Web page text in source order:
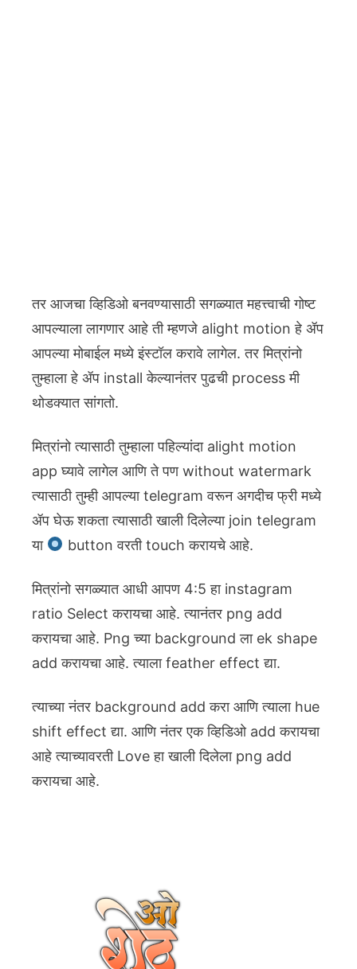
तर आजचा व्हिडिओ बनवण्यासाठी सगळ्यात महत्त्वाची गोष्ट
आपल्याला लागणार आहे ती म्हणजे alight motion हे ॲप
आपल्या मोबाईल मध्ये इंस्टॉल करावे लागेल. तर मित्रांनो
तुम्हाला हे ॲप install केल्यानंतर पुढची process मी
थोडक्यात सांगतो.
मित्रांनो त्यासाठी तुम्हाला पहिल्यांदा alight motion
app घ्यावे लागेल आणि ते पण without watermark
त्यासाठी तुम्ही आपल्या telegram वरून अगदीच फ्री मध्ये
ॲप घेऊ शकता त्यासाठी खाली दिलेल्या join telegram
या
button वरती touch करायचे आहे.
मित्रांनो सगळ्यात आधी आपण 4:5 हा instagram
ratio Select करायचा आहे. त्यानंतर png add
करायचा आहे. Png च्या background ला ek shape
add करायचा आहे. त्याला feather effect द्या.
त्याच्या नंतर background add करा आणि त्याला hue
shift effect द्या. आणि नंतर एक व्हिडिओ add करायचा
आहे त्याच्यावरती Love हा खाली दिलेला png add
करायचा आहे.